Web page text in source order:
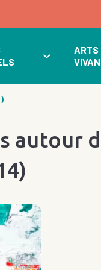
ARTS
autour